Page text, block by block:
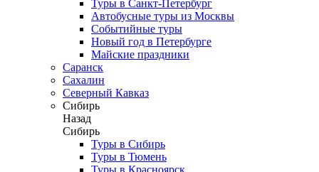
Туры в Санкт-Петербург
Автобусные туры из Москвы
Событийные туры
Новый год в Петербурге
Майские праздники
Саранск
Сахалин
Северный Кавказ
Сибирь
Назад
Сибирь
Туры в Сибирь
Туры в Тюмень
Туры в Красноярск